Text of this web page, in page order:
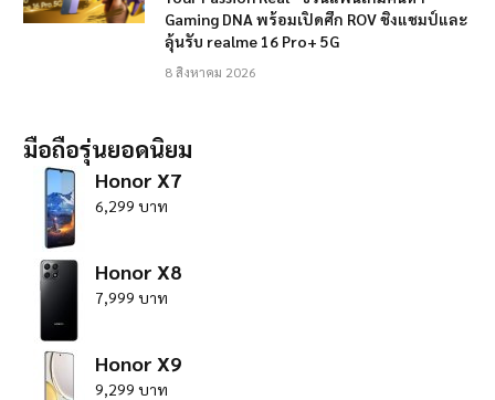
Gaming DNA พร้อมเปิดศึก ROV ชิงแชมป์และ
ลุ้นรับ realme 16 Pro+ 5G
8 สิงหาคม 2026
มือถือรุ่นยอดนิยม
Honor X7
6,299 บาท
Honor X8
7,999 บาท
Honor X9
9,299 บาท